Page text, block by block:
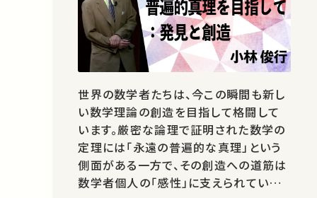
世界の数学者たちは、今この瞬間も新し
い数学理論の創造を目指して格闘して
います。厳密な論理で証明された数学の
定理には「永遠の普遍的な真理」という
側面がある一方で、その創造への道筋は
数学者個人の「感性」に支えられていま